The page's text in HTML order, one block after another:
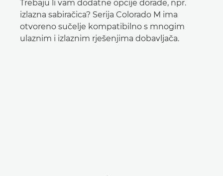
Trebaju li vam dodatne opcije dorade, npr.
izlazna sabiračica? Serija Colorado M ima
otvoreno sučelje kompatibilno s mnogim
ulaznim i izlaznim rješenjima dobavljača.